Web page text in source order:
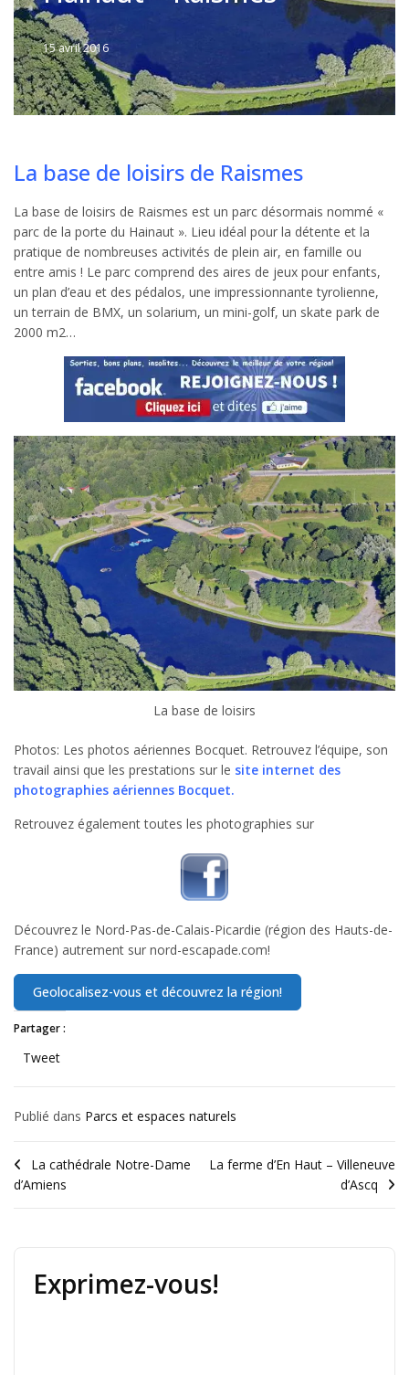
Written
by
Jérémie
15 avril 2016
La base de loisirs de Raismes
La base de loisirs de Raismes est un parc désormais nommé «
parc de la porte du Hainaut ». Lieu idéal pour la détente et la
pratique de nombreuses activités de plein air, en famille ou
entre amis ! Le parc comprend des aires de jeux pour enfants,
un plan d’eau et des pédalos, une impressionnante tyrolienne,
un terrain de BMX, un solarium, un mini-golf, un skate park de
2000 m2…
La base de loisirs
Photos: Les photos aériennes Bocquet. Retrouvez l’équipe, son
travail ainsi que les prestations sur le site internet des
photographies aériennes Bocquet.
Retrouvez également toutes les photographies sur
Découvrez le Nord-Pas-de-Calais-Picardie (région des Hauts-de-
France) autrement sur nord-escapade.com!
Partager :
Tweet
Publié dans Parcs et espaces naturels
La cathédrale Notre-Dame
d’Amiens
La ferme d’En Haut – Villeneuve
d’Ascq
Exprimez-vous!